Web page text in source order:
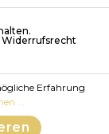
Widerrufsrecht
Erfahrung
...